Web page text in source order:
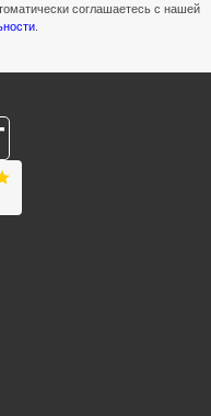
соглашаетесь с нашей